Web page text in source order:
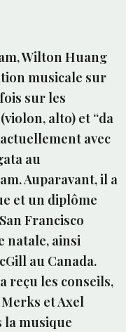
Wilton Huang
musicale sur
sur les
alto) et “da
avec
au
Auparavant, il a
et un diplôme
Francisco
natale, ainsi
au Canada.
reçu les conseils,
et Axel
la musique